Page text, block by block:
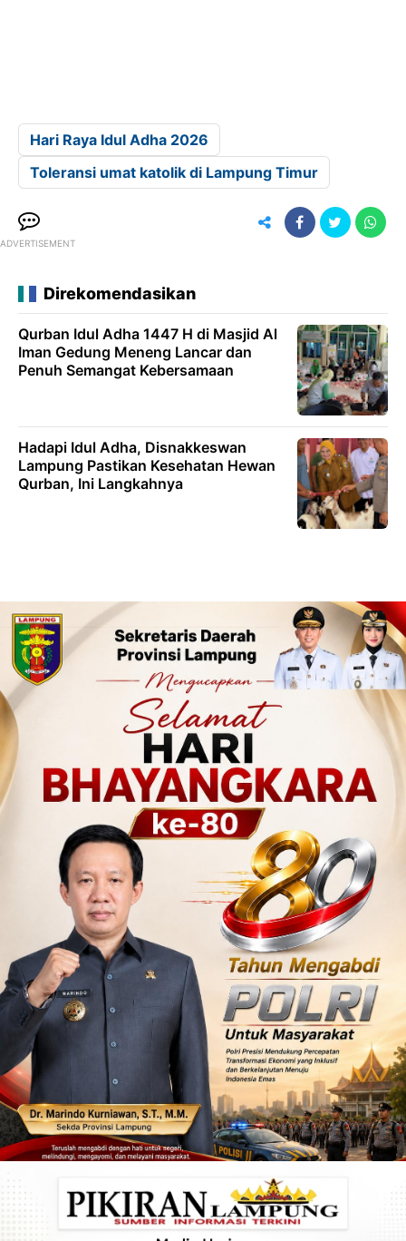
Hari Raya Idul Adha 2026
Toleransi umat katolik di Lampung Timur
ADVERTISEMENT
Direkomendasikan
Qurban Idul Adha 1447 H di Masjid Al
Iman Gedung Meneng Lancar dan
Penuh Semangat Kebersamaan
Hadapi Idul Adha, Disnakkeswan
Lampung Pastikan Kesehatan Hewan
Qurban, Ini Langkahnya